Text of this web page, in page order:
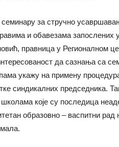
за стручно
и обавезама запослених
правница у Регионалном
да сазнања са
укажу на примену
синдикалних председника.
које су последица
образовно – васпитни рад